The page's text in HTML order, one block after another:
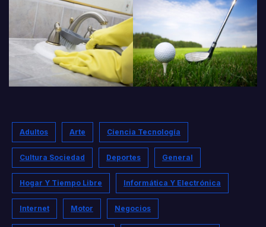
Adultos Arte Ciencia Tecnología
Cultura Sociedad Deportes General
Hogar Y Tiempo Libre Informática Y Electrónica
Internet Motor Negocios